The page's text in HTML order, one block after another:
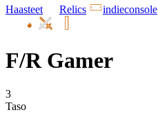
Haasteet
Relics indieconsole
F/R Gamer
3
Taso